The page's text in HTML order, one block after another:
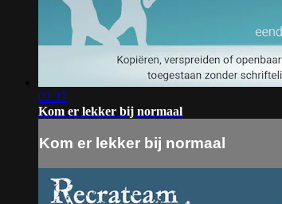
02:37
Kom er lekker bij normaal
Kom er lekker bij normaal